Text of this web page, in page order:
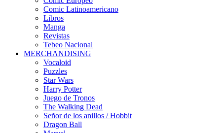
Comic Latinoamericano
Libros
Manga
Revistas
Tebeo Nacional
MERCHANDISING
Vocaloid
Puzzles
Star Wars
Harry Potter
Juego de Tronos
The Walking Dead
Señor de los anillos / Hobbit
Dragon Ball